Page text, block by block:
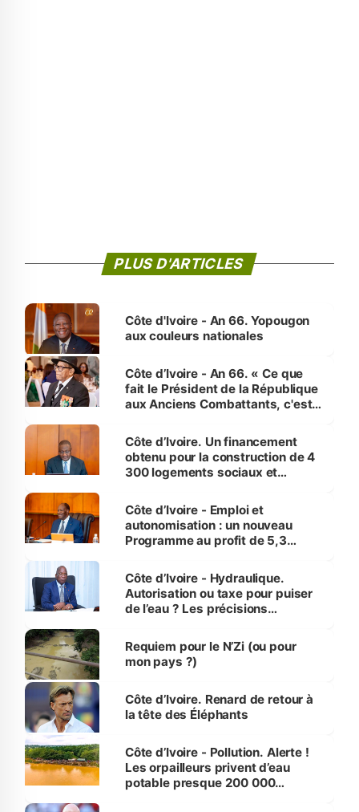
PLUS D'ARTICLES
Côte d'Ivoire - An 66. Yopougon
aux couleurs nationales
Côte d’Ivoire - An 66. « Ce que
fait le Président de la République
aux Anciens Combattants, c'est
Côte d’Ivoire. Un financement
obtenu pour la construction de 4
300 logements sociaux et
et Yamoussoukro
Côte d’Ivoire - Emploi et
autonomisation : un nouveau
Programme au profit de 5,3
Côte d’Ivoire - Hydraulique.
Autorisation ou taxe pour puiser
de l’eau ? Les précisions
Requiem pour le N’Zi (ou pour
mon pays ?)
Côte d’Ivoire. Renard de retour à
la tête des Éléphants
Côte d’Ivoire - Pollution. Alerte !
Les orpailleurs privent d’eau
potable presque 200 000